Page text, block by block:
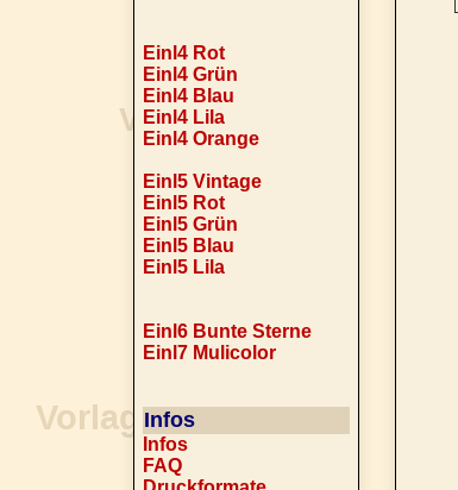
Einl4 Rot
Einl4 Grün
Einl4 Blau
Einl4 Lila
Einl4 Orange
Einl5 Vintage
Einl5 Rot
Einl5 Grün
Einl5 Blau
Einl5 Lila
Einl6 Bunte Sterne
Einl7 Mulicolor
Infos
Infos
FAQ